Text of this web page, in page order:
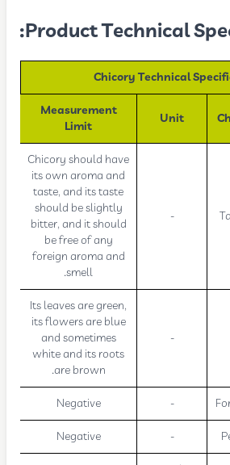
Product Technical
Chicory Technical
Unit
Measurement
Limit
-
Chicory should have
its own aroma and
taste, and its taste
should be slightly
bitter, and it should
be free of any
foreign aroma and
smell.
-
Its leaves are green,
its flowers are blue
and sometimes
white and its roots
are brown.
-
Negative
-
Negative